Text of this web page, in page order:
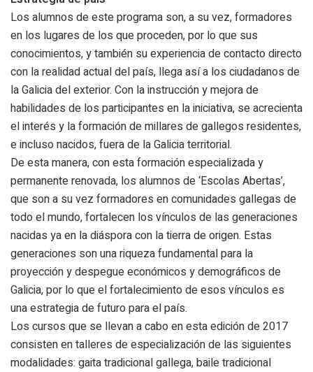
Los alumnos de este programa son, a su vez, formadores
en los lugares de los que proceden, por lo que sus
conocimientos, y también su experiencia de contacto directo
con la realidad actual del país, llega así a los ciudadanos de
la Galicia del exterior. Con la instrucción y mejora de
habilidades de los participantes en la iniciativa, se acrecienta
el interés y la formación de millares de gallegos residentes,
e incluso nacidos, fuera de la Galicia territorial.
De esta manera, con esta formación especializada y
permanente renovada, los alumnos de ‘Escolas Abertas’,
que son a su vez formadores en comunidades gallegas de
todo el mundo, fortalecen los vínculos de las generaciones
nacidas ya en la diáspora con la tierra de origen. Estas
generaciones son una riqueza fundamental para la
proyección y despegue económicos y demográficos de
Galicia, por lo que el fortalecimiento de esos vínculos es
una estrategia de futuro para el país.
Los cursos que se llevan a cabo en esta edición de 2017
consisten en talleres de especialización de las siguientes
modalidades: gaita tradicional gallega, baile tradicional